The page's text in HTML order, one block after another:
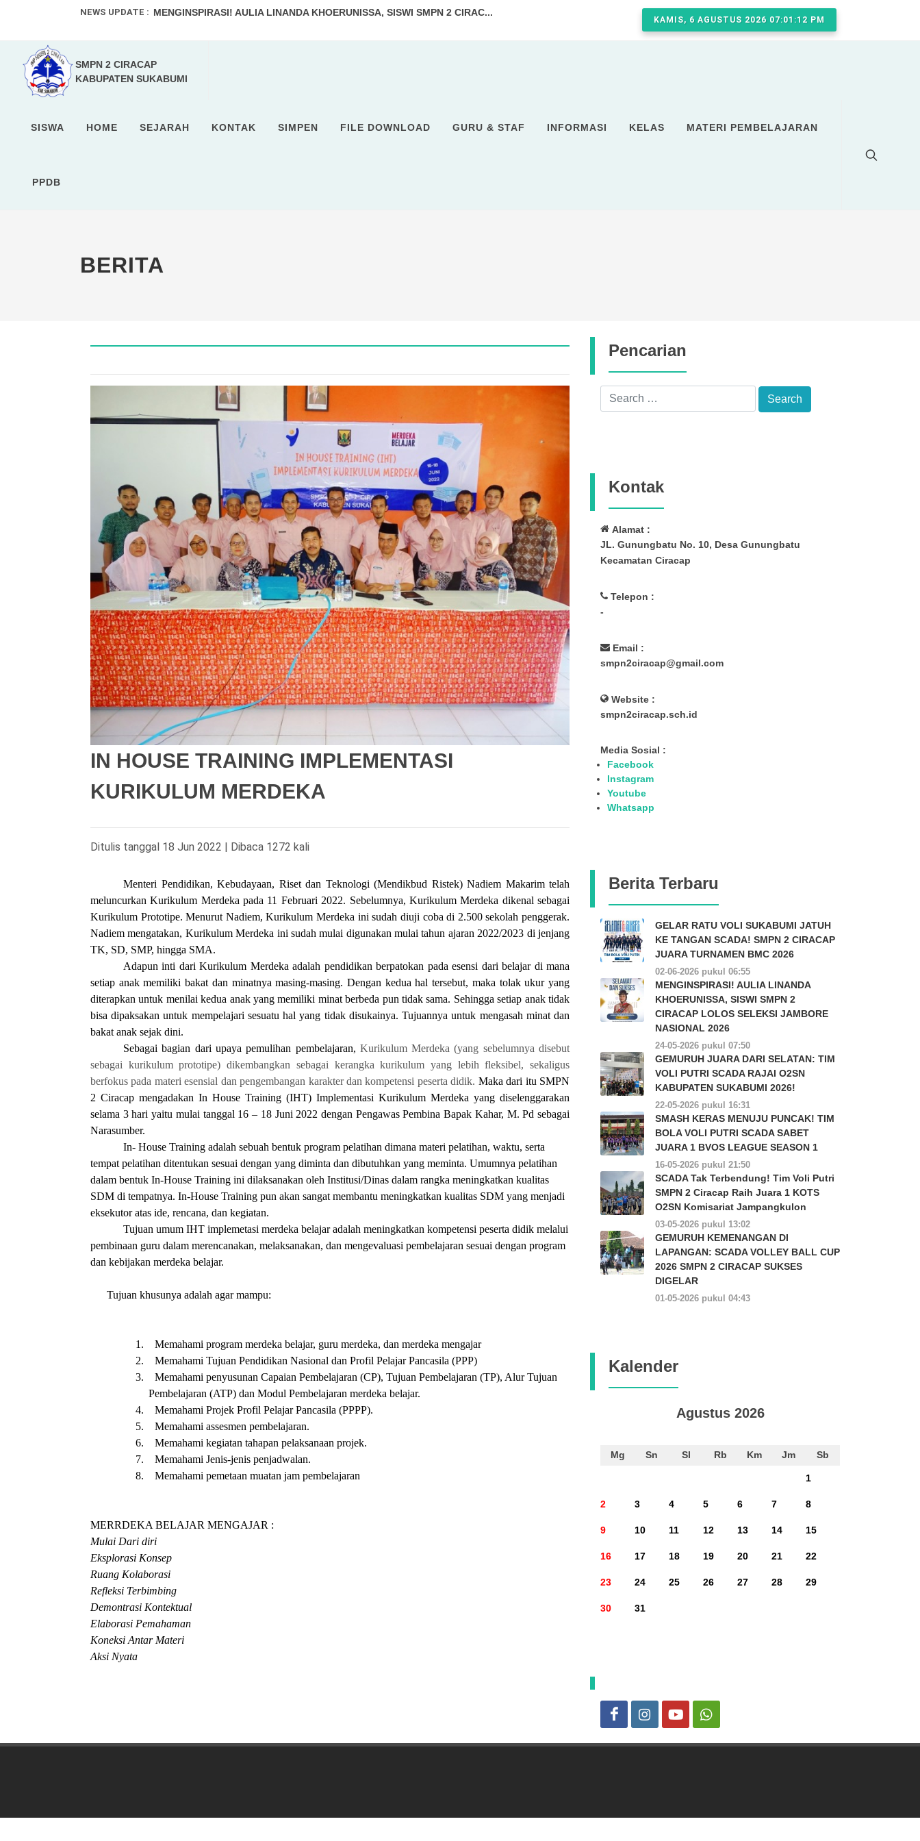
NEWS UPDATE : MENGINSPIRASI! AULIA LINANDA KHOERUNISSA, SISWI SMPN 2 CIRAC...
SMASH KERAS MENUJU PUNCAK! TIM BOLA VOLI PUTRI SCADA SABET J...
GEMURUH KEMENANGAN DI LAPANGAN: SCADA VOLLEY BALL CUP 2026 S...
GELAR RATU VOLI SUKABUMI JATUH KE TANGAN SCADA! SMPN 2 CIRAC...
KAMIS, 6 AGUSTUS 2026 07:01:13 PM
SMPN 2 CIRACAP
KABUPATEN SUKABUMI
SISWA HOME SEJARAH KONTAK SIMPEN FILE DOWNLOAD GURU & STAF INFORMASI KELAS MATERI PEMBELAJARAN
PPDB
BERITA
IN HOUSE TRAINING IMPLEMENTASI
KURIKULUM MERDEKA
Ditulis tanggal 18 Jun 2022 | Dibaca 1272 kali
Menteri Pendidikan, Kebudayaan, Riset dan Teknologi (Mendikbud Ristek) Nadiem Makarim telah
meluncurkan Kurikulum Merdeka pada 11 Februari 2022. Sebelumnya, Kurikulum Merdeka dikenal sebagai
Kurikulum Prototipe. Menurut Nadiem, Kurikulum Merdeka ini sudah diuji coba di 2.500 sekolah penggerak.
Nadiem mengatakan, Kurikulum Merdeka ini sudah mulai digunakan mulai tahun ajaran 2022/2023 di jenjang
TK, SD, SMP, hingga SMA.
Adapun inti dari Kurikulum Merdeka adalah pendidikan berpatokan pada esensi dari belajar di mana
setiap anak memiliki bakat dan minatnya masing-masing. Dengan kedua hal tersebut, maka tolak ukur yang
diterapkan untuk menilai kedua anak yang memiliki minat berbeda pun tidak sama. Sehingga setiap anak tidak
bisa dipaksakan untuk mempelajari sesuatu hal yang tidak disukainya. Tujuannya untuk mengasah minat dan
bakat anak sejak dini.
Sebagai bagian dari upaya pemulihan pembelajaran, Kurikulum Merdeka (yang sebelumnya disebut
sebagai kurikulum prototipe) dikembangkan sebagai kerangka kurikulum yang lebih fleksibel, sekaligus
berfokus pada materi esensial dan pengembangan karakter dan kompetensi peserta didik. Maka dari itu SMPN
2 Ciracap mengadakan In House Training (IHT) Implementasi Kurikulum Merdeka yang diselenggarakan
selama 3 hari yaitu mulai tanggal 16 – 18 Juni 2022 dengan Pengawas Pembina Bapak Kahar, M. Pd sebagai
Narasumber.
In- House Training adalah sebuah bentuk program pelatihan dimana materi pelatihan, waktu, serta
tempat pelatihan ditentukan sesuai dengan yang diminta dan dibutuhkan yang meminta. Umumnya pelatihan
dalam bentuk In-House Training ini dilaksanakan oleh Institusi/Dinas dalam rangka meningkatkan kualitas
SDM di tempatnya. In-House Training pun akan sangat membantu meningkatkan kualitas SDM yang menjadi
eksekutor atas ide, rencana, dan kegiatan.
Tujuan umum IHT implemetasi merdeka belajar adalah meningkatkan kompetensi peserta didik melalui
pembinaan guru dalam merencanakan, melaksanakan, dan mengevaluasi pembelajaran sesuai dengan program
dan kebijakan merdeka belajar.
Tujuan khusunya adalah agar mampu:
1. Memahami program merdeka belajar, guru merdeka, dan merdeka mengajar
2. Memahami Tujuan Pendidikan Nasional dan Profil Pelajar Pancasila (PPP)
3. Memahami penyusunan Capaian Pembelajaran (CP), Tujuan Pembelajaran (TP), Alur Tujuan
Pembelajaran (ATP) dan Modul Pembelajaran merdeka belajar.
4. Memahami Projek Profil Pelajar Pancasila (PPPP).
5. Memahami assesmen pembelajaran.
6. Memahami kegiatan tahapan pelaksanaan projek.
7. Memahami Jenis-jenis penjadwalan.
8. Memahami pemetaan muatan jam pembelajaran
MERRDEKA BELAJAR MENGAJAR :
Mulai Dari diri
Eksplorasi Konsep
Ruang Kolaborasi
Refleksi Terbimbing
Demontrasi Kontektual
Elaborasi Pemahaman
Koneksi Antar Materi
Aksi Nyata
Pencarian
Kontak
Alamat :
JL. Gunungbatu No. 10, Desa Gunungbatu
Kecamatan Ciracap
Telepon :
-
Email :
smpn2ciracap@gmail.com
Website :
smpn2ciracap.sch.id
Media Sosial :
Facebook
Instagram
Youtube
Whatsapp
Berita Terbaru
GELAR RATU VOLI SUKABUMI JATUH
KE TANGAN SCADA! SMPN 2 CIRACAP
JUARA TURNAMEN BMC 2026
02-06-2026 pukul 06:55
MENGINSPIRASI! AULIA LINANDA
KHOERUNISSA, SISWI SMPN 2
CIRACAP LOLOS SELEKSI JAMBORE
NASIONAL 2026
24-05-2026 pukul 07:50
GEMURUH JUARA DARI SELATAN: TIM
VOLI PUTRI SCADA RAJAI O2SN
KABUPATEN SUKABUMI 2026!
22-05-2026 pukul 16:31
SMASH KERAS MENUJU PUNCAK! TIM
BOLA VOLI PUTRI SCADA SABET
JUARA 1 BVOS LEAGUE SEASON 1
16-05-2026 pukul 21:50
SCADA Tak Terbendung! Tim Voli Putri
SMPN 2 Ciracap Raih Juara 1 KOTS
O2SN Komisariat Jampangkulon
03-05-2026 pukul 13:02
GEMURUH KEMENANGAN DI
LAPANGAN: SCADA VOLLEY BALL CUP
2026 SMPN 2 CIRACAP SUKSES
DIGELAR
01-05-2026 pukul 04:43
Kalender
Agustus 2026
Mg Sn Sl Rb Km Jm Sb
1
2 3 4 5 6 7 8
9 10 11 12 13 14 15
16 17 18 19 20 21 22
23 24 25 26 27 28 29
30 31